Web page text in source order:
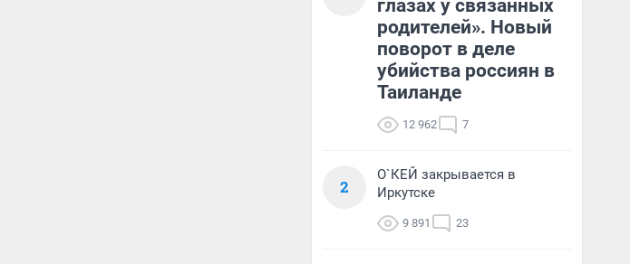
глазах у связанных
родителей». Новый
поворот в деле
убийства россиян в
Таиланде
12 962 7
2
О`КЕЙ закрывается в
Иркутске
9 891 23